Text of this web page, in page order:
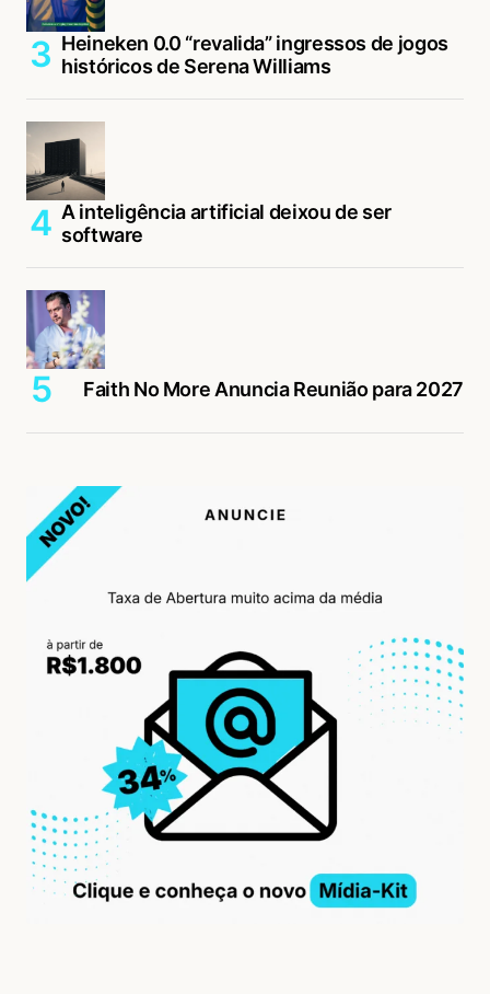
Heineken 0.0 “revalida” ingressos de jogos
históricos de Serena Williams
A inteligência artificial deixou de ser
software
Faith No More Anuncia Reunião para 2027